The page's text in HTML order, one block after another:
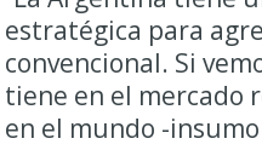
estratégica para
convencional. Si
tiene en el mercado
en el mundo -